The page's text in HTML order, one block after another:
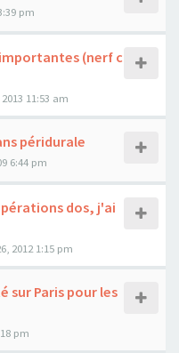
pm
(nerf c
11:53 am
péridurale
6:44 pm
dos, j'ai
2012 1:15 pm
sur Paris pour les
pm